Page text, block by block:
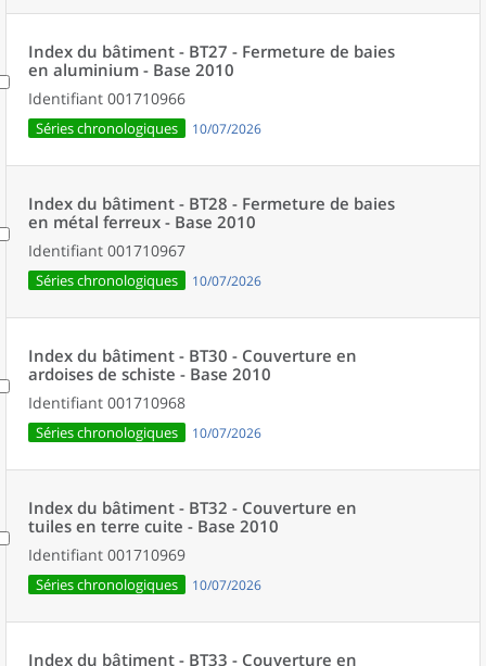
Index du bâtiment - BT27 - Fermeture de baies
en aluminium - Base 2010
Identifiant 001710966
Séries chronologiques 10/07/2026
Index du bâtiment - BT28 - Fermeture de baies
en métal ferreux - Base 2010
Identifiant 001710967
Séries chronologiques 10/07/2026
Index du bâtiment - BT30 - Couverture en
ardoises de schiste - Base 2010
Identifiant 001710968
Séries chronologiques 10/07/2026
Index du bâtiment - BT32 - Couverture en
tuiles en terre cuite - Base 2010
Identifiant 001710969
Séries chronologiques 10/07/2026
Index du bâtiment - BT33 - Couverture en